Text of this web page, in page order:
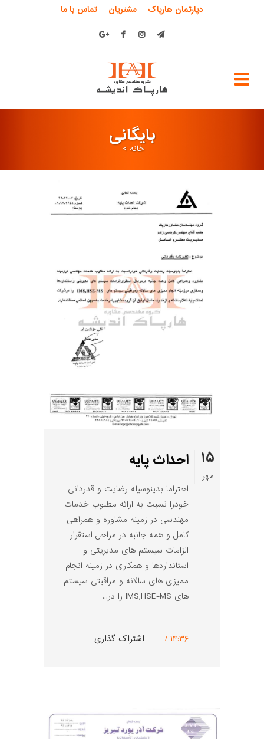
دپارتمان هارپاک مشتریان تماس با ما
بایگانی
خانه >
۱۵
مهر
احداث پایه
احتراما بدینوسیله رضایت و قدردانی
خودرا نسبت به ارائه مطلوب خدمات
مهندسی در زمینه مشاوره و همراهی
کامل و همه جانبه در مراحل استقرار
الزامات سیستم های مدیریتی و
استانداردها و همکاری در زمینه انجام
ممیزی های سالانه و مراقبتی سیستم
های IMS,HSE-MS را در...
۱۴:۳۶ / اشتراک گذاری